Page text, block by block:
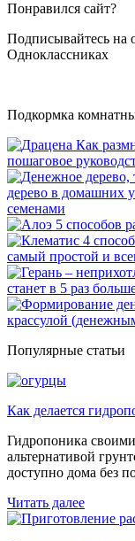
Понравился сайт?
Подписывайтесь на
Одноклассниках
Подкормка
Как
пошаговое
дерево в домашних
семенами
5 способов
4
самый простой и
станет в 5 раз
крассулой
Популярные статьи
Как делается
Гидропоника
альтернативой
доступно дома без
Читать далее